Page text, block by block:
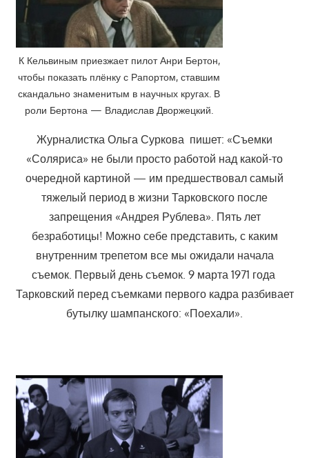
К Кельвиным приезжает пилот Анри Бертон,
чтобы показать плёнку с Рапортом, ставшим
скандально знаменитым в научных кругах. В
роли Бертона — Владислав Дворжецкий.
Журналистка Ольга Суркова пишет: «Съемки
«Соляриса» не были просто работой над какой-то
очередной картиной — им предшествовал самый
тяжелый период в жизни Тарковского после
запрещения «Андрея Рублева». Пять лет
безработицы! Можно себе представить, с каким
внутренним трепетом все мы ожидали начала
съемок. Первый день съемок. 9 марта 1971 года
Тарковский перед съемками первого кадра разбивает
бутылку шампанского: «Поехали».